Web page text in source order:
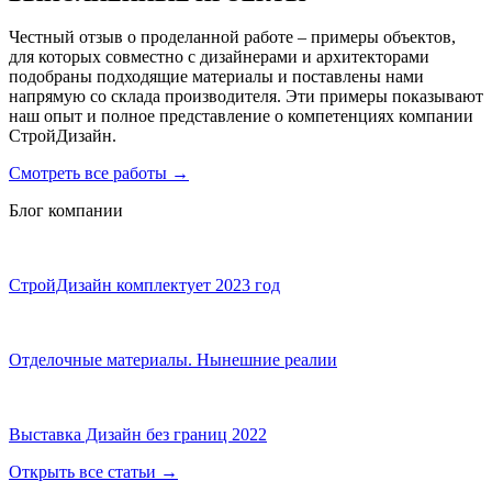
Честный отзыв о проделанной работе – примеры объектов,
для которых совместно с дизайнерами и архитекторами
подобраны подходящие материалы и поставлены нами
напрямую со склада производителя. Эти примеры показывают
наш опыт и полное представление о компетенциях компании
СтройДизайн.
Смотреть все работы →
Блог компании
СтройДизайн комплектует 2023 год
Отделочные материалы. Нынешние реалии
Выставка Дизайн без границ 2022
Открыть все статьи →